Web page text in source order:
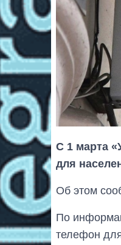
С 1 марта
для
Об этом
По
телефон